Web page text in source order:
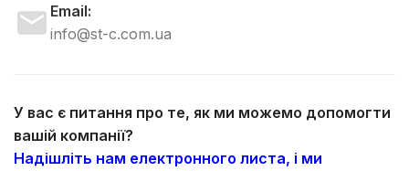
Email:
info@st-c.com.ua
У вас є питання про те, як ми можемо допомогти
вашій компанії?
Надішліть нам електронного листа, і ми